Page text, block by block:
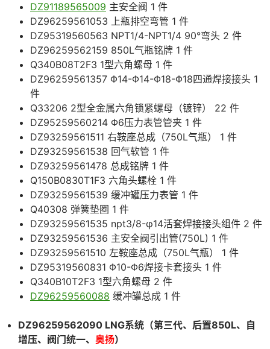
DZ91189565009 主安全阀 1 件
DZ96259561053 上瓶排空弯管 1 件
DZ95319560563 NPT1/4-NPT1/4 90°弯头 2 件
DZ96259562159 850L气瓶铭牌 1 件
Q340B08T2F3 1型六角螺母 1 件
DZ96259561357 Φ14-Φ14-Φ18-Φ18四通焊接接头 1
件
Q33206 2型全金属六角锁紧螺母（镀锌） 22 件
DZ95259560214 Φ6压力表管管夹 1 件
DZ93259561511 右鞍座总成（750L气瓶） 1 件
DZ93259561538 回气软管 1 件
DZ93259561478 总成铭牌 1 件
Q150B0830T1F3 六角头螺栓 1 件
DZ93259561539 缓冲罐压力表管 1 件
Q40308 弹簧垫圈 1 件
DZ93259561535 npt3/8-φ14活套焊接接头组件 2 件
DZ93259561536 主安全阀引出管(750L) 1 件
DZ93259561510 左鞍座总成（750L气瓶） 1 件
DZ95319560831 Φ10-Φ6焊接卡套接头 1 件
Q340B10T2F3 1型六角螺母 2 件
DZ96259560088 缓冲罐总成 1 件
DZ96259562090 LNG系统（第三代、后置850L、自
增压、阀门统一、 奥扬）